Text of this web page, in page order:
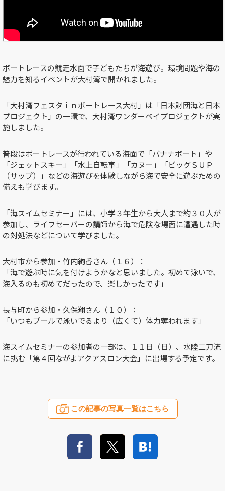
ボートレースの競走水面で子どもたちが海遊び。環境問題や海の
魅力を知るイベントが大村湾で開かれました。
「大村湾フェスタｉｎボートレース大村」は「日本財団海と日本
プロジェクト」の一環で、大村湾ワンダーベイプロジェクトが実
施しました。
普段はボートレースが行われている海面で「バナナボート」や
「ジェットスキー」「水上自転車」「カヌー」「ビッグＳＵＰ
（サップ）」などの海遊びを体験しながら海で安全に遊ぶための
備えも学びます。
「海スイムセミナー」には、小学３年生から大人まで約３０人が
参加し、ライフセーバーの講師から海で危険な場面に遭遇した時
の対処法などについて学びました。
大村市から参加・竹内絢香さん（１６）：
「海で遊ぶ時に気を付けようかなと思いました。初めて泳いで、
海入るのも初めてだったので、楽しかったです」
長与町から参加・久保翔さん（１０）：
「いつもプールで泳いでるより（広くて）体力奪われます」
海スイムセミナーの参加者の一部は、１１日（日）、水陸二刀流
に挑む「第４回ながよアクアスロン大会」に出場する予定です。
この記事の写真一覧はこちら